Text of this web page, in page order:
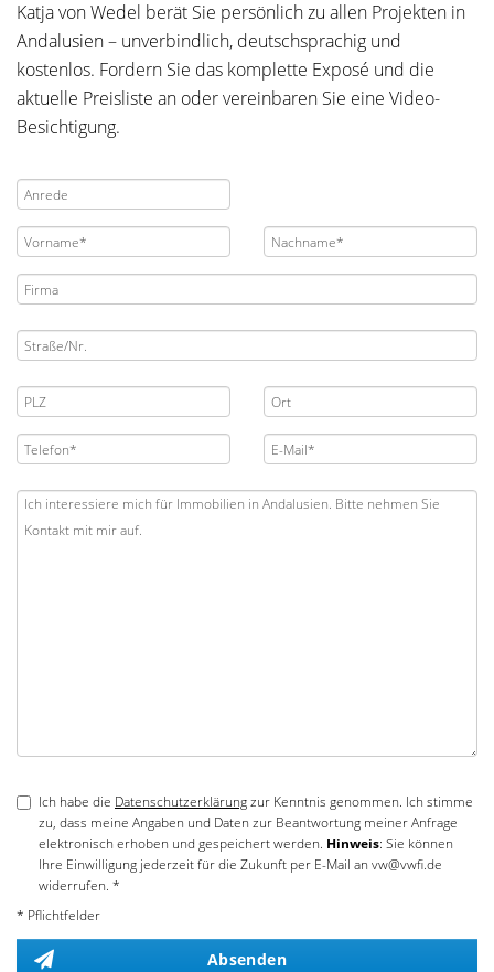
Katja von Wedel berät Sie persönlich zu allen Projekten in
Andalusien – unverbindlich, deutschsprachig und
kostenlos. Fordern Sie das komplette Exposé und die
aktuelle Preisliste an oder vereinbaren Sie eine Video-
Besichtigung.
Ich habe die Datenschutzerklärungzur Kenntnis genommen. Ich stimme
zu, dass meine Angaben und Daten zur Beantwortung meiner Anfrage
elektronisch erhoben und gespeichert werden. Hinweis: Sie können
Ihre Einwilligung jederzeit für die Zukunft per E-Mail an vw@vwfi.de
widerrufen. *
* Pflichtfelder
Absenden